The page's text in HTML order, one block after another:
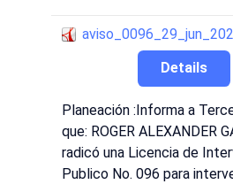
Details
Planeación :Informa a
que: ROGER ALEXANDER
radicó una Licencia de
Publico No. 096 para